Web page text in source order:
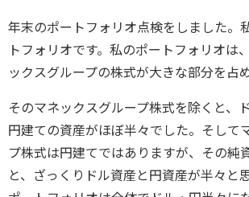
年末のポートフォリオ点検をしました。
トフォリオです。私のポートフォリオは
ックスグループの株式が大きな部分を占め
そのマネックスグループ株式を除くと、
円建ての資産がほぼ半々でした。そして
プ株式は円建てではありますが、その純
と、ざっくりドル資産と円資産が半々と